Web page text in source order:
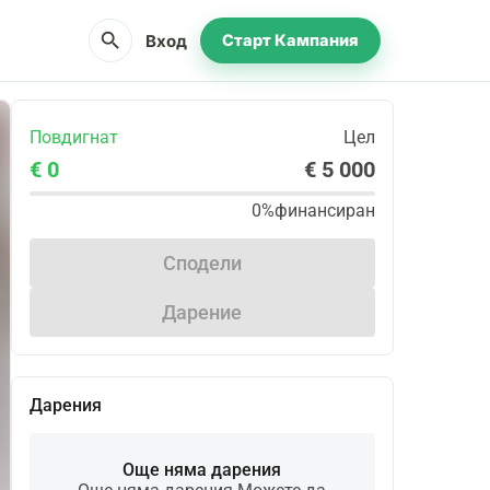
search Вход Старт Кампания
Повдигнат Цел
€ 0 € 5 000
0%финансиран
Сподели
Дарение
Дарения
Още няма дарения